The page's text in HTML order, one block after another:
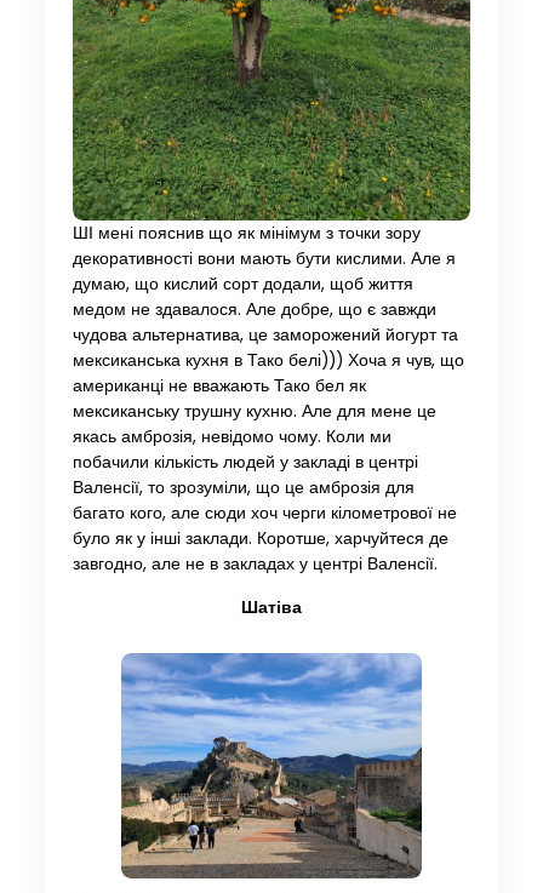
ШІ мені пояснив що як мінімум з точки зору
декоративності вони мають бути кислими. Але я
думаю, що кислий сорт додали, щоб життя
медом не здавалося. Але добре, що є завжди
чудова альтернатива, це заморожений йогурт та
мексиканська кухня в Тако белі))) Хоча я чув, що
американці не вважають Тако бел як
мексиканську трушну кухню. Але для мене це
якась амброзія, невідомо чому. Коли ми
побачили кількість людей у закладі в центрі
Валенсії, то зрозуміли, що це амброзія для
багато кого, але сюди хоч черги кілометрової не
було як у інші заклади. Коротше, харчуйтеся де
завгодно, але не в закладах у центрі Валенсії.
Шатіва